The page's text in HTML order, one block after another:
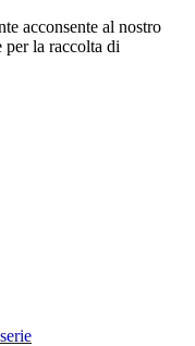
acconsente al nostro
la raccolta di